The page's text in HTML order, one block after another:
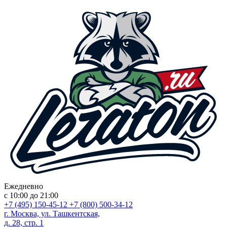
Ежедневно
с 10:00 до 21:00
+7 (495) 150-45-12 +7 (800) 500-34-12
г. Москва, ул. Ташкентская,
д. 28, стр. 1